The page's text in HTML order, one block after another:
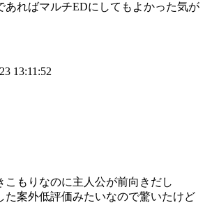
あればマルチEDにしてもよかった気が
13:11:52
こもりなのに主人公が前向きだし
た案外低評価みたいなので驚いたけど